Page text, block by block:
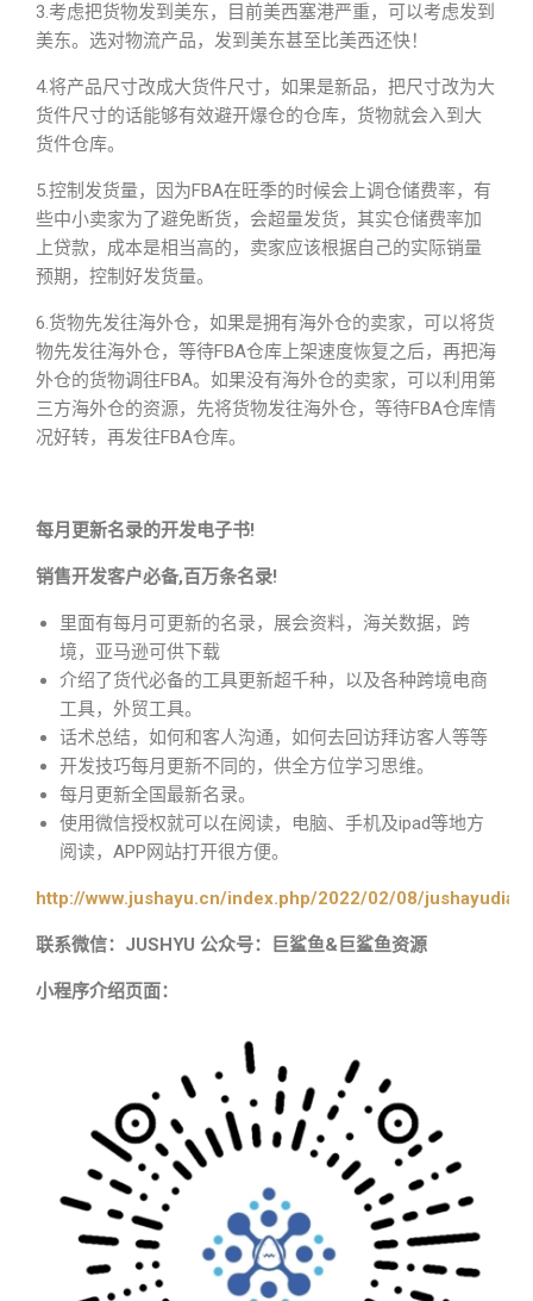
3.考虑把货物发到美东，目前美西塞港严重，可以考虑发到
美东。选对物流产品，发到美东甚至比美西还快！
4.将产品尺寸改成大货件尺寸，如果是新品，把尺寸改为大
货件尺寸的话能够有效避开爆仓的仓库，货物就会入到大
货件仓库。
5.控制发货量，因为FBA在旺季的时候会上调仓储费率，有
些中小卖家为了避免断货，会超量发货，其实仓储费率加
上贷款，成本是相当高的，卖家应该根据自己的实际销量
预期，控制好发货量。
6.货物先发往海外仓，如果是拥有海外仓的卖家，可以将货
物先发往海外仓，等待FBA仓库上架速度恢复之后，再把海
外仓的货物调往FBA。如果没有海外仓的卖家，可以利用第
三方海外仓的资源，先将货物发往海外仓，等待FBA仓库情
况好转，再发往FBA仓库。
每月更新名录的开发电子书!
销售开发客户必备,百万条名录!
里面有每月可更新的名录，展会资料，海关数据，跨
境，亚马逊可供下载
介绍了货代必备的工具更新超千种，以及各种跨境电商
工具，外贸工具。
话术总结，如何和客人沟通，如何去回访拜访客人等等
开发技巧每月更新不同的，供全方位学习思维。
每月更新全国最新名录。
使用微信授权就可以在阅读，电脑、手机及ipad等地方
阅读，APP网站打开很方便。
http://www.jushayu.cn/index.php/2022/02/08/
联系微信：JUSHYU 公众号：巨鲨鱼&巨鲨鱼资源
小程序介绍页面：